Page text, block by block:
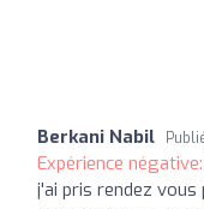
Berkani Nabil
Expérience négative:
j'ai pris rendez vous